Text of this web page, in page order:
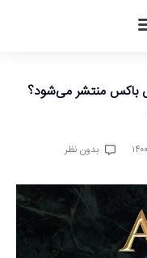
بدون نظر